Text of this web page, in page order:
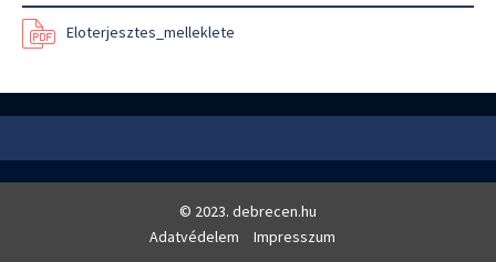
Eloterjesztes_melleklete
© 2023. debrecen.hu
Adatvédelem
Impresszum